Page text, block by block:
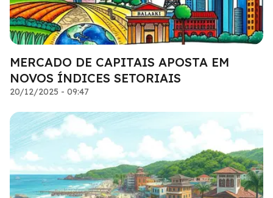
MERCADO DE CAPITAIS APOSTA EM
NOVOS ÍNDICES SETORIAIS
20/12/2025 - 09:47